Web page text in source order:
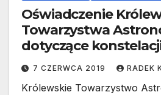
Oświadczenie
Towarzystwa
dotyczące
Starlink
7 CZERWCA 2019 RADEK
Królewskie Towarzystwo